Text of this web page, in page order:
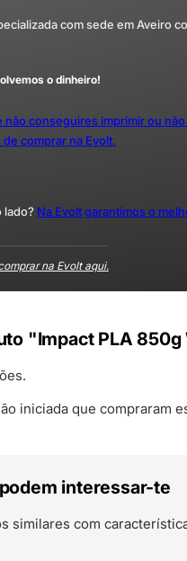
com sede em Aveiro
o dinheiro!
não conseguires imprimir ou
comprar na Evolt.
lado? Na Evolt garantimos o
na Evolt aqui.
"Impact PLA
iniciada que compraram
interessar-te
similares com